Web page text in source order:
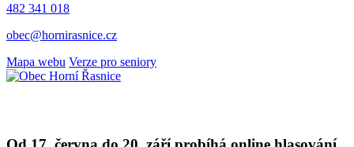
482 341 018
obec@hornirasnice.cz
Mapa webu Verze pro seniory